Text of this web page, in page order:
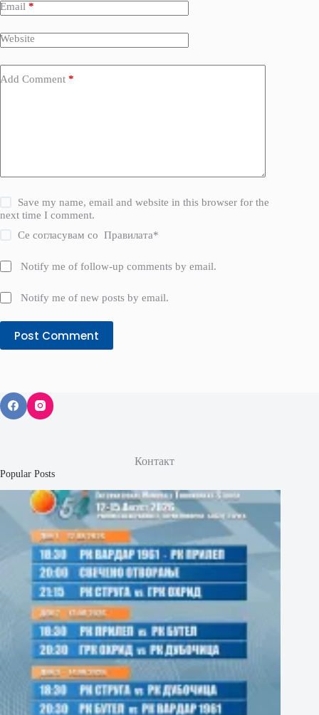
Email *
Website
Add Comment *
Save my name, email and website in this browser for the
next time I comment.
Се согласувам соПравилата*
Notify me of follow-up comments by email.
Notify me of new posts by email.
Post Comment
Контакт
Popular Posts